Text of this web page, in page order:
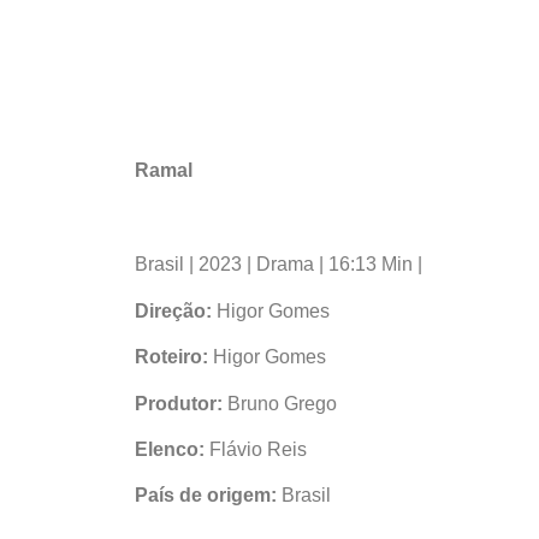
Ramal
Brasil | 2023 | Drama | 16:13 Min |
Direção: Higor Gomes
Roteiro: Higor Gomes
Produtor: Bruno Grego
Elenco: Flávio Reis
País de origem: Brasil